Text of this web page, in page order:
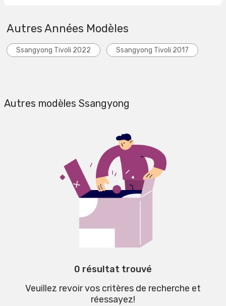
Autres Années Modèles
Ssangyong Tivoli 2022 Ssangyong Tivoli 2017
Autres modèles Ssangyong
0 résultat trouvé
Veuillez revoir vos critères de recherche et
réessayez!